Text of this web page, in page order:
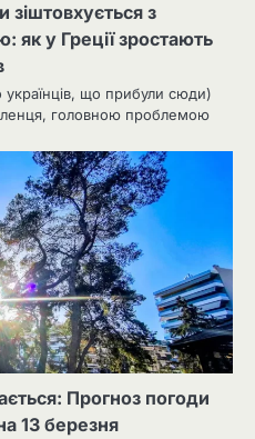
з
як у Греції зростають
українців, що прибули сюди)
головною проблемою
Прогноз погоди
13 березня